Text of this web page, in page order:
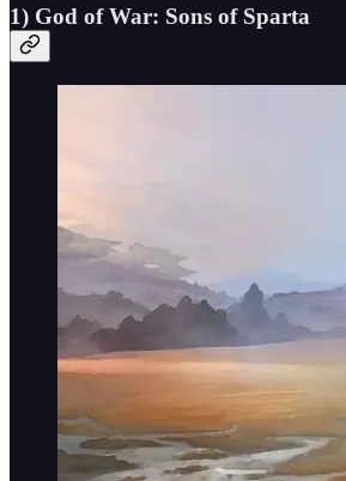
1) God of War: Sons of Sparta